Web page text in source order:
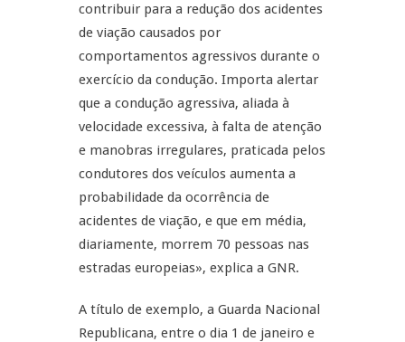
contribuir para a redução dos acidentes
de viação causados por
comportamentos agressivos durante o
exercício da condução. Importa alertar
que a condução agressiva, aliada à
velocidade excessiva, à falta de atenção
e manobras irregulares, praticada pelos
condutores dos veículos aumenta a
probabilidade da ocorrência de
acidentes de viação, e que em média,
diariamente, morrem 70 pessoas nas
estradas europeias», explica a GNR.
A título de exemplo, a Guarda Nacional
Republicana, entre o dia 1 de janeiro e